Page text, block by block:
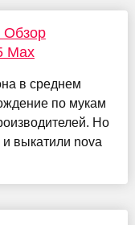
Max
в среднем
по мукам
Но
выкатили nova